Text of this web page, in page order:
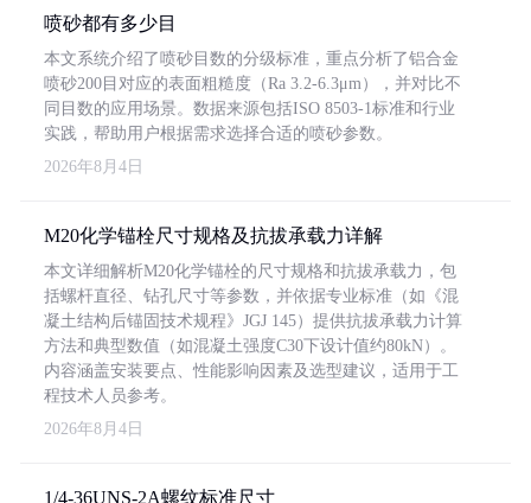
喷砂都有多少目
本文系统介绍了喷砂目数的分级标准，重点分析了铝合金
喷砂200目对应的表面粗糙度（Ra 3.2-6.3μm），并对比不
同目数的应用场景。数据来源包括ISO 8503-1标准和行业
实践，帮助用户根据需求选择合适的喷砂参数。
2026年8月4日
M20化学锚栓尺寸规格及抗拔承载力详解
本文详细解析M20化学锚栓的尺寸规格和抗拔承载力，包
括螺杆直径、钻孔尺寸等参数，并依据专业标准（如《混
凝土结构后锚固技术规程》JGJ 145）提供抗拔承载力计算
方法和典型数值（如混凝土强度C30下设计值约80kN）。
内容涵盖安装要点、性能影响因素及选型建议，适用于工
程技术人员参考。
2026年8月4日
1/4-36UNS-2A螺纹标准尺寸